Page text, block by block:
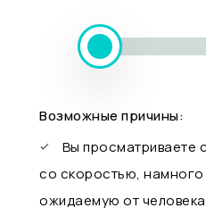
Возможные причины:
Вы просматриваете
со скоростью,
ожидаемую от человека